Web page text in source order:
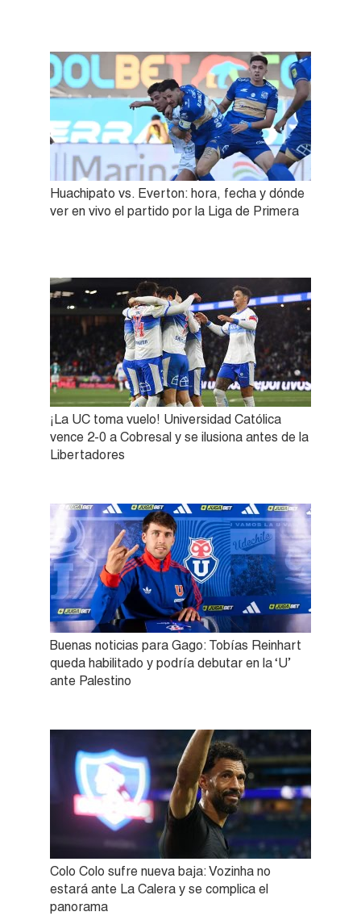
Huachipato vs. Everton: hora, fecha y dónde
ver en vivo el partido por la Liga de Primera
¡La UC toma vuelo! Universidad Católica
vence 2-0 a Cobresal y se ilusiona antes de la
Libertadores
Buenas noticias para Gago: Tobías Reinhart
queda habilitado y podría debutar en la ‘U’
ante Palestino
Colo Colo sufre nueva baja: Vozinha no
estará ante La Calera y se complica el
panorama